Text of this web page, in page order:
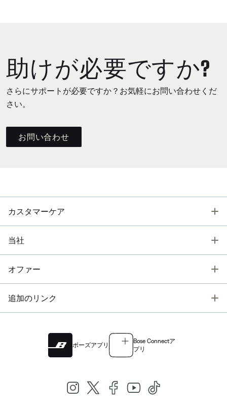
助けが必要ですか?
さらにサポートが必要ですか？お気軽にお問い合わせくだ
さい。
お問い合わせ
カスタマーケア
当社
オファー
追加のリンク
ボーズアプリ
Bose Connectア
プリ